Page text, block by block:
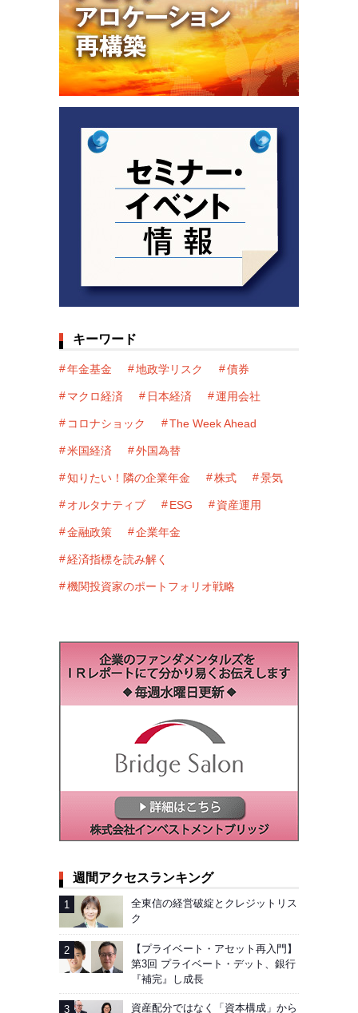
キーワード
年金基金 地政学リスク 債券
マクロ経済 日本経済 運用会社
コロナショック The Week Ahead
米国経済 外国為替
知りたい！隣の企業年金 株式 景気
オルタナティブ ESG 資産運用
金融政策 企業年金
経済指標を読み解く
機関投資家のポートフォリオ戦略
週間アクセスランキング
全東信の経営破綻とクレジットリス
ク
【プライベート・アセット再入門】
第3回 プライベート・デット、銀行
『補完』し成長
資産配分ではなく「資本構成」から